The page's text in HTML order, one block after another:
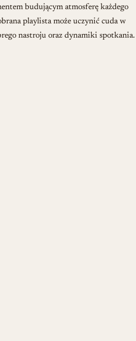
budującym atmosferę każdego
playlista może uczynić cuda w
nastroju oraz dynamiki spotkania.